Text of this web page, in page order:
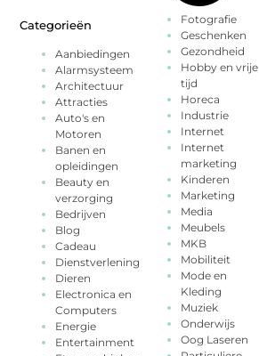
Categorieën
Aanbiedingen
Alarmsysteem
Architectuur
Attracties
Auto's en
Motoren
Banen en
opleidingen
Beauty en
verzorging
Bedrijven
Blog
Cadeau
Dienstverlening
Dieren
Electronica en
Computers
Energie
Entertainment
Fotografie
Geschenken
Gezondheid
Hobby en vrije
tijd
Horeca
Industrie
Internet
Internet
marketing
Kinderen
Marketing
Media
Meubels
MKB
Mobiliteit
Mode en
Kleding
Muziek
Onderwijs
Oog Laseren